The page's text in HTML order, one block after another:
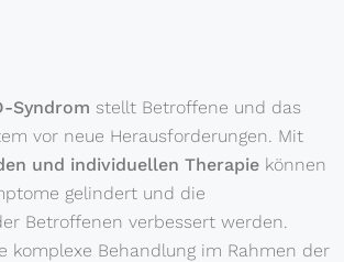
Syndrom stellt Betroffene und das
vor neue Herausforderungen. Mit
und individuellen Therapie können
gelindert und die
Betroffenen verbessert werden.
komplexe Behandlung im Rahmen der